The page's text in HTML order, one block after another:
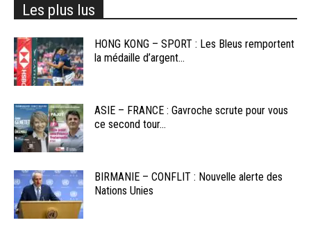
Les plus lus
HONG KONG – SPORT : Les Bleus remportent
la médaille d’argent...
ASIE – FRANCE : Gavroche scrute pour vous
ce second tour...
BIRMANIE – CONFLIT : Nouvelle alerte des
Nations Unies